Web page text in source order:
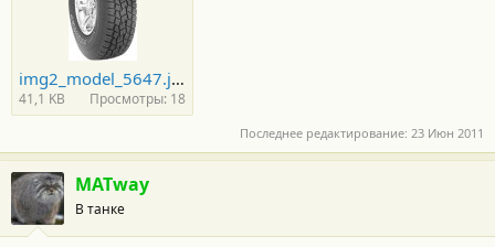
img2_model_5647.jpg
41,1 KB Просмотры: 18
Последнее редактирование: 23 Июн 2011
MATway
В танке